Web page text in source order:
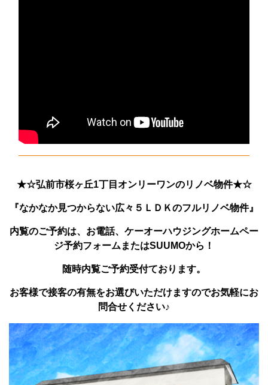
★☆弘前市桜ヶ丘1丁目オンリーワンのリノベ物件★☆
『なかなか見つからない広々５ＬＤＫのフルリノベ物件』
内覧のご予約は、お電話、ケーオーハウジングホームペー
ジ予約フォームまたはSUUMOから！
随時内覧ご予約受付ております。
お客様で接客の有無をお選びいただけますのでお気軽にお
問合せください♪